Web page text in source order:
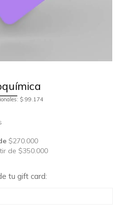
$ 99.174
$270.000
de $350.000
tu gift card: